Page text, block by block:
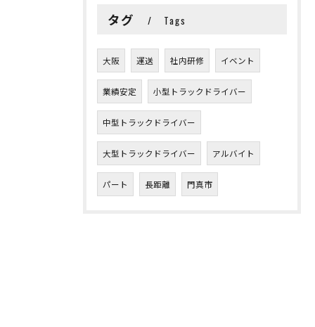
タグ Tags
大阪 運送 社内研修 イベント
業績安定 小型トラックドライバー
中型トラックドライバー
大型トラックドライバー アルバイト
パート 長距離 門真市